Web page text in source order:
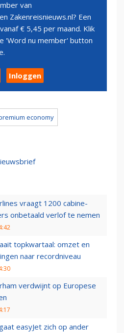
van
Zakenreisnieuws.nl? Een
€ 5,45 per maand. Klik
'Word nu member' button
Inloggen
economy
vraagt 1200 cabine-
onbetaald verlof te nemen
topkwartaal: omzet en
naar recordniveau
verdwijnt op Europese
easyJet zich op ander